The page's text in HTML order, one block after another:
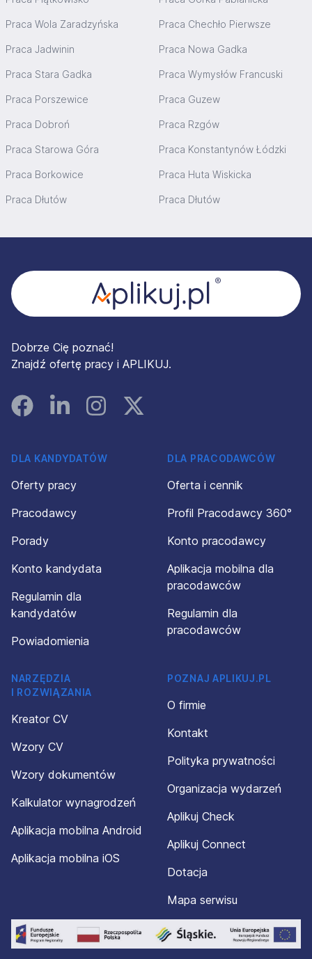
Praca Wola Zaradzyńska Praca Chechło Pierwsze
Praca Jadwinin Praca Nowa Gadka
Praca Stara Gadka Praca Wymysłów Francuski
Praca Porszewice Praca Guzew
Praca Dobroń Praca Rzgów
Praca Starowa Góra Praca Konstantynów Łódzki
Praca Borkowice Praca Huta Wiskicka
Praca Dłutów Praca Dłutów
Dobrze Cię poznać!
Znajdź ofertę pracy i APLIKUJ.
FacebookLinked InInstagramInstagram
DLA KANDYDATÓW
Oferty pracy
Pracodawcy
Porady
Konto kandydata
Regulamin dla
kandydatów
Powiadomienia
DLA PRACODAWCÓW
Oferta i cennik
Profil Pracodawcy 360°
Konto pracodawcy
Aplikacja mobilna dla
pracodawców
Regulamin dla
pracodawców
NARZĘDZIA
I ROZWIĄZANIA
Kreator CV
Wzory CV
Wzory dokumentów
Kalkulator wynagrodzeń
Aplikacja mobilna Android
Aplikacja mobilna iOS
POZNAJ APLIKUJ.PL
O firmie
Kontakt
Polityka prywatności
Organizacja wydarzeń
Aplikuj Check
Aplikuj Connect
Dotacja
Mapa serwisu